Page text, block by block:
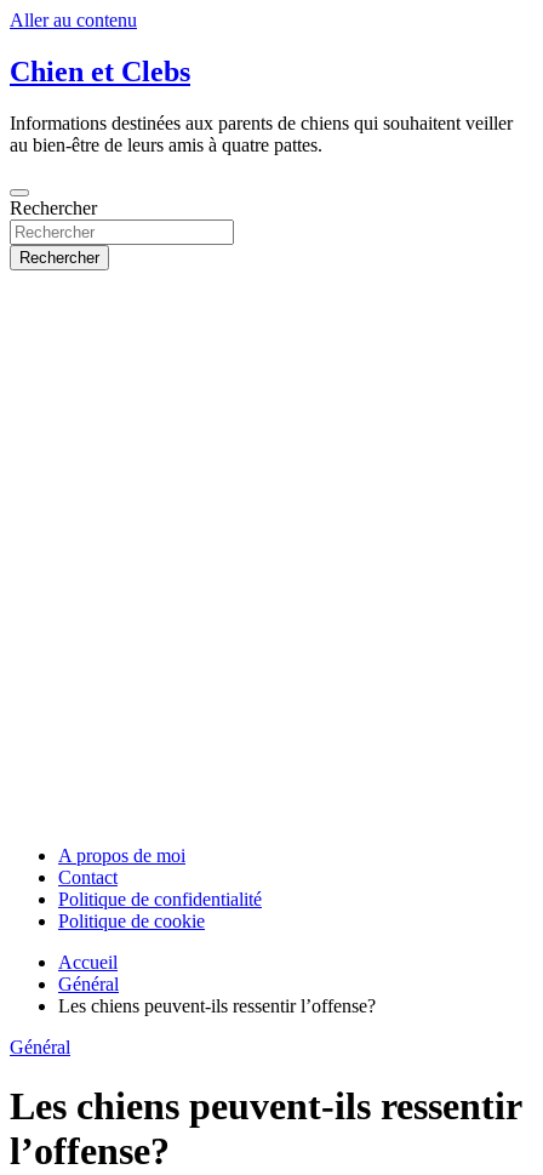
Aller au contenu
Chien et Clebs
Informations destinées aux parents de chiens qui souhaitent veiller
au bien-être de leurs amis à quatre pattes.
Rechercher
Rechercher
A propos de moi
Contact
Politique de confidentialité
Politique de cookie
Accueil
Général
Les chiens peuvent-ils ressentir l’offense?
Général
Les chiens peuvent-ils ressentir
l’offense?